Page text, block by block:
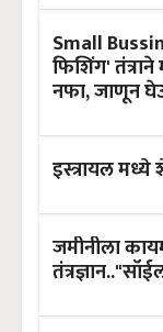
Small
फिशिंग'
नफा, जाणून
इस्त्रायल मध्ये
जमीनीला